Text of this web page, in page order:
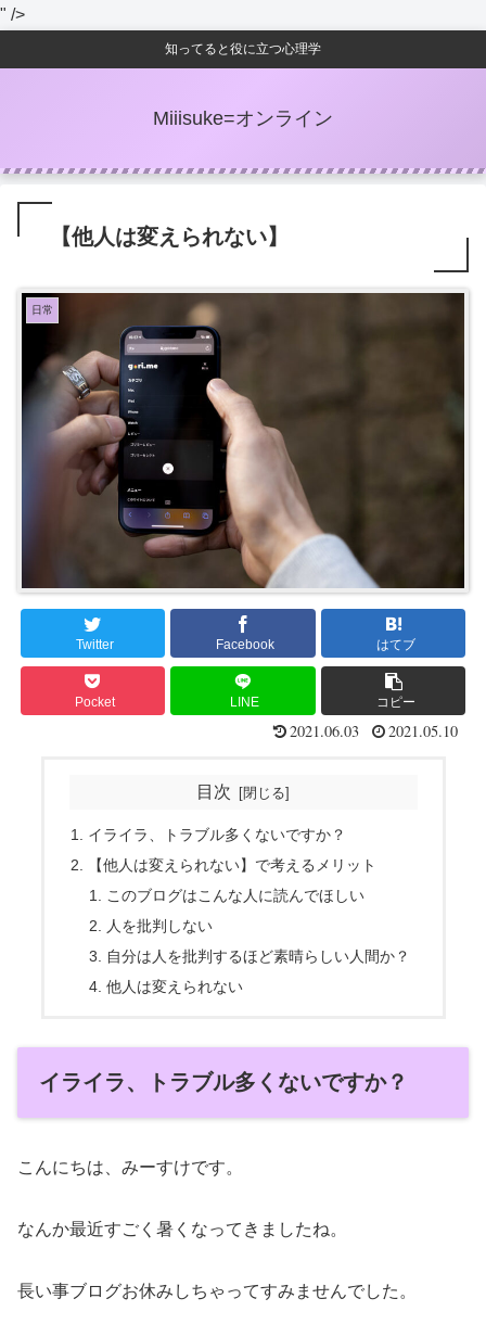
" />
知ってると役に立つ心理学
Miiisuke=オンライン
【他人は変えられない】
日常
Twitter Facebook はてブ
Pocket LINE コピー
2021.06.03 2021.05.10
目次
イライラ、トラブル多くないですか？
【他人は変えられない】で考えるメリット
このブログはこんな人に読んでほしい
人を批判しない
自分は人を批判するほど素晴らしい人間か？
他人は変えられない
イライラ、トラブル多くないですか？
こんにちは、みーすけです。
なんか最近すごく暑くなってきましたね。
長い事ブログお休みしちゃってすみませんでした。